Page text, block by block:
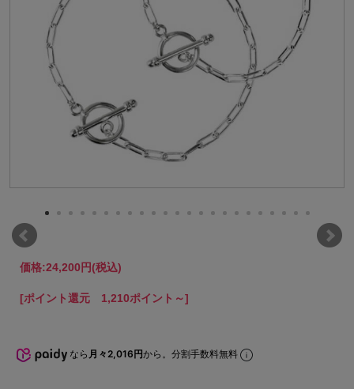
価格:24,200円(税込)
[ポイント還元 1,210ポイント～]
なら 月々2,016円から。分割手数料無料